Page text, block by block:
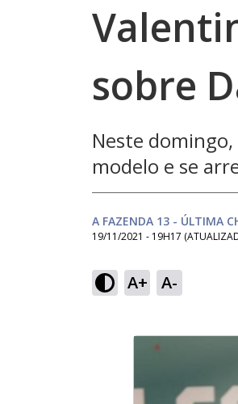
sobre
Neste
modelo e se
A FAZENDA 13 - ÚLTIMA
19/11/2021 - 19H17
A+ A-